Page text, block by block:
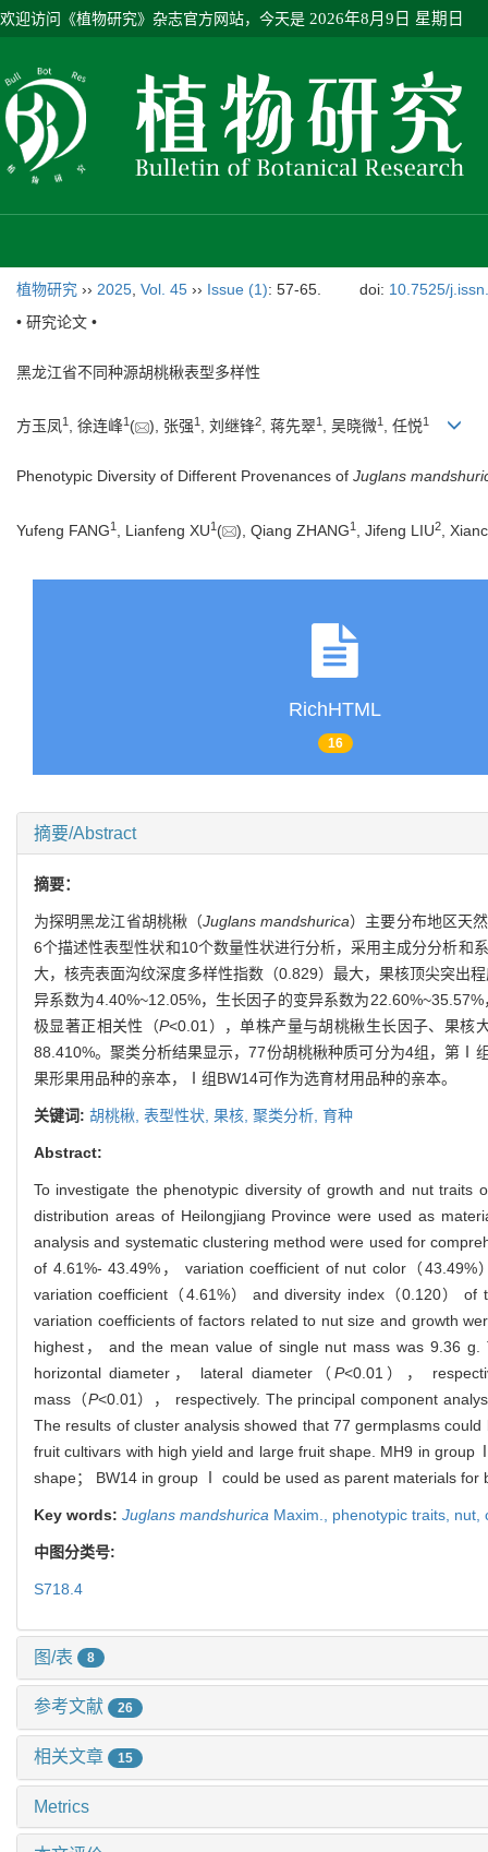
欢迎访问《植物研究》杂志官方网站，今天是 2026年8月9日 星期日
植物研究 ›› 2025 Vol. 45 ›› Issue (1): 57-65. doi: 10.7525/
• 研究论文 •
黑龙江省不同种源胡桃楸表型多样性
方玉凤1 , 徐连峰1 ( ), 张强1 , 刘继锋2, 蒋先翠1 , 吴晓微1 , 任悦1
Phenotypic Diversity of Different Provenances of Juglans
Yufeng FANG1 , Lianfeng XU1 ( ), Qiang ZHANG1 , Jifeng LIU2 ,
RichHTML
16
摘要/Abstract
摘要：
为探明黑龙江省胡桃楸（Juglans mandshurica）主要分布地区天
6个描述性表型性状和10个数量性状进行分析，采用主成分分析和
大，核壳表面沟纹深度多样性指数（0.829）最大，果核顶尖突出
异系数为4.40%~12.05%，生长因子的变异系数为
极显著正相关性（P<0.01），单株产量与胡桃楸生长因子、果核
88.410%。聚类分析结果显示，77份胡桃楸种质可分为4组，第
果形果用品种的亲本，Ⅰ组BW14可作为选育材用品种的亲本。
关键词: 胡桃楸, 表型性状, 果核, 聚类分析, 育种
Abstract:
To investigate the phenotypic diversity of growth and nut traits
distribution areas of Heilongjiang Province were used as
analysis and systematic clustering method were used for
of 4.61%- 43.49%， variation coefficient of nut color（
variation coefficient（4.61%） and diversity index（0.120）
variation coefficients of factors related to nut size and growth
highest， and the mean value of single nut mass was 9.36
horizontal diameter， lateral diameter（P<0.01），
mass（P<0.01）， respectively. The principal component
The results of cluster analysis showed that 77 germplasms
fruit cultivars with high yield and large fruit shape. MH9 in
shape； BW14 in group Ⅰ could be used as parent materials for
Key words: Juglans mandshurica Maxim., phenotypic traits, nut,
中图分类号:
S718.4
图/表 8
参考文献 26
相关文章 15
Metrics